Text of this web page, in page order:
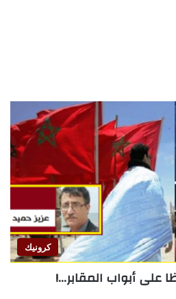
كرونيك
أبواب المقابر…!